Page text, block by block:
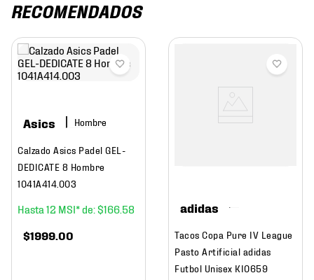
RECOMENDADOS
Asics Hombre
Calzado Asics Padel GEL-
DEDICATE 8 Hombre
1041A414.003
12 $166 58
$1999.00
adidas
Tacos Copa Pure IV League
Pasto Artificial adidas
Futbol Unisex KI0659